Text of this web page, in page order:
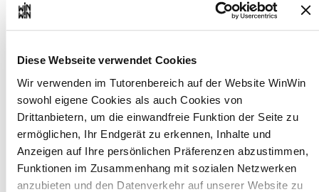
Diese Webseite verwendet Cookies
Wir verwenden im Tutorenbereich auf der Website WinWin
sowohl eigene Cookies als auch Cookies von
Drittanbietern, um die einwandfreie Funktion der Seite zu
ermöglichen, Ihr Endgerät zu erkennen, Inhalte und
Anzeigen auf Ihre persönlichen Präferenzen abzustimmen,
Funktionen im Zusammenhang mit sozialen Netzwerken
anzubieten und den Datenverkehr auf unserer Website zu
Maximale Punktzahl: 12
INDIKATOREN
Der Auszubildende beachtet bestehende
Abmachungen mit den Lieferanten.
Er kennt die Abmachungen betreffend
Visualisierung und Facing eines
bestimmten Produktes.
Er befolgt die vom Hersteller gegebenen